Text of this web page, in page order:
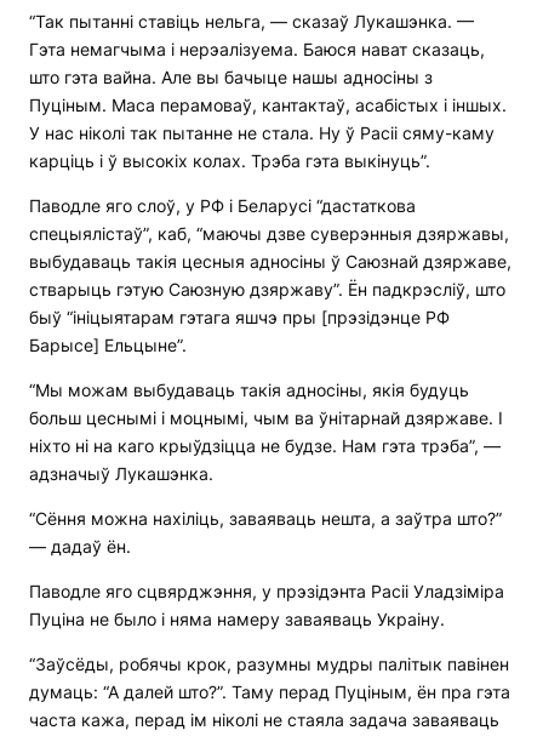
“Так пытанні ставіць нельга, — сказаў Лукашэнка. —
Гэта немагчыма і нерэалізуема. Баюся нават сказаць,
што гэта вайна. Але вы бачыце нашы адносіны з
Пуціным. Маса перамоваў, кантактаў, асабістых і іншых.
У нас ніколі так пытанне не стала. Ну ў Расіі сяму-каму
карціць і ў высокіх колах. Трэба гэта выкінуць”.
Паводле яго слоў, у РФ і Беларусі “дастаткова
спецыялістаў”, каб, “маючы дзве суверэнныя дзяржавы,
выбудаваць такія цесныя адносіны ў Саюзнай дзяржаве,
стварыць гэтую Саюзную дзяржаву”. Ён падкрэсліў, што
быў “ініцыятарам гэтага яшчэ пры [прэзідэнце РФ
Барысе] Ельцыне”.
“Мы можам выбудаваць такія адносіны, якія будуць
больш цеснымі і моцнымі, чым ва ўнітарнай дзяржаве. І
ніхто ні на каго крыўдзіцца не будзе. Нам гэта трэба”, —
адзначыў Лукашэнка.
“Сёння можна нахіліць, заваяваць нешта, а заўтра што?”
— дадаў ён.
Паводле яго сцвярджэння, у прэзідэнта Расіі Уладзіміра
Пуціна не было і няма намеру заваяваць Украіну.
“Заўсёды, робячы крок, разумны мудры палітык павінен
думаць: “А далей што?”. Таму перад Пуціным, ён пра гэта
часта кажа, перад ім ніколі не стаяла задача заваяваць